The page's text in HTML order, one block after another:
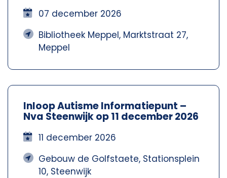
Meppel
07 december 2026
Bibliotheek Meppel, Marktstraat 27,
Meppel
Inloop Autisme Informatiepunt –
Nva Steenwijk op 11 december 2026
11 december 2026
Gebouw de Golfstaete, Stationsplein
10, Steenwijk